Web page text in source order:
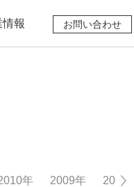
報 お問い合わせ
年 2009年 2008年